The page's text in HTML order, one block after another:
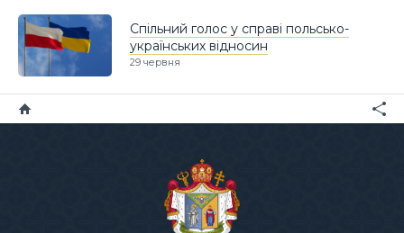
Спільний голос у справі польсько-
українських відносин
29 червня